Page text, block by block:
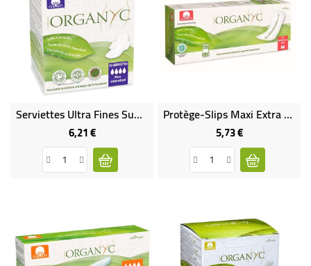
Serviettes Ultra Fines Super À Ailettes En Pochette Individuelle 100% Coton Bio
6,21 €Prix
Protège-Slips Maxi Extra Longs Bio
5,73 €Prix